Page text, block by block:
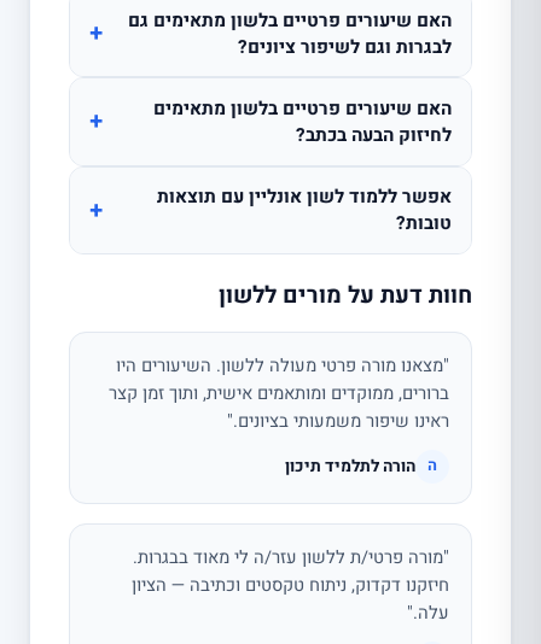
האם שיעורים פרטיים בלשון מתאימים גם
לבגרות וגם לשיפור ציונים?
+
האם שיעורים פרטיים בלשון מתאימים
לחיזוק הבעה בכתב?
+
אפשר ללמוד לשון אונליין עם תוצאות
טובות?
+
חוות דעת על מורים ללשון
"מצאנו מורה פרטי מעולה ללשון. השיעורים היו
ברורים, ממוקדים ומותאמים אישית, ותוך זמן קצר
ראינו שיפור משמעותי בציונים."
ה הורה לתלמיד תיכון
"מורה פרטי/ת ללשון עזר/ה לי מאוד בבגרות.
חיזקנו דקדוק, ניתוח טקסטים וכתיבה — הציון
עלה."